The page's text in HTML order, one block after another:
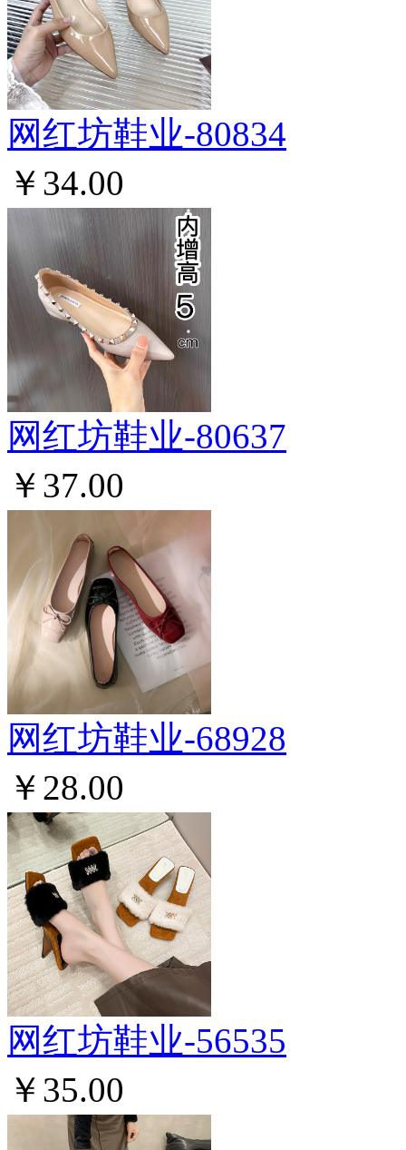
网红坊鞋业-80834
￥34.00
网红坊鞋业-80637
￥37.00
网红坊鞋业-68928
￥28.00
网红坊鞋业-56535
￥35.00